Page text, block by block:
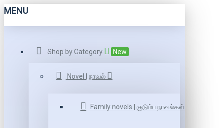
MENU
Shop by Category New
Novel | நாவல்
Family novels | குடும்ப நாவல்கள்